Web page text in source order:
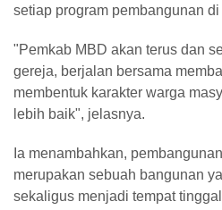
setiap program pembangunan
"Pemkab MBD akan terus dan
gereja, berjalan bersama
membentuk karakter warga
lebih baik", jelasnya.
Ia menambahkan,
merupakan sebuah bangunan
sekaligus menjadi tempat